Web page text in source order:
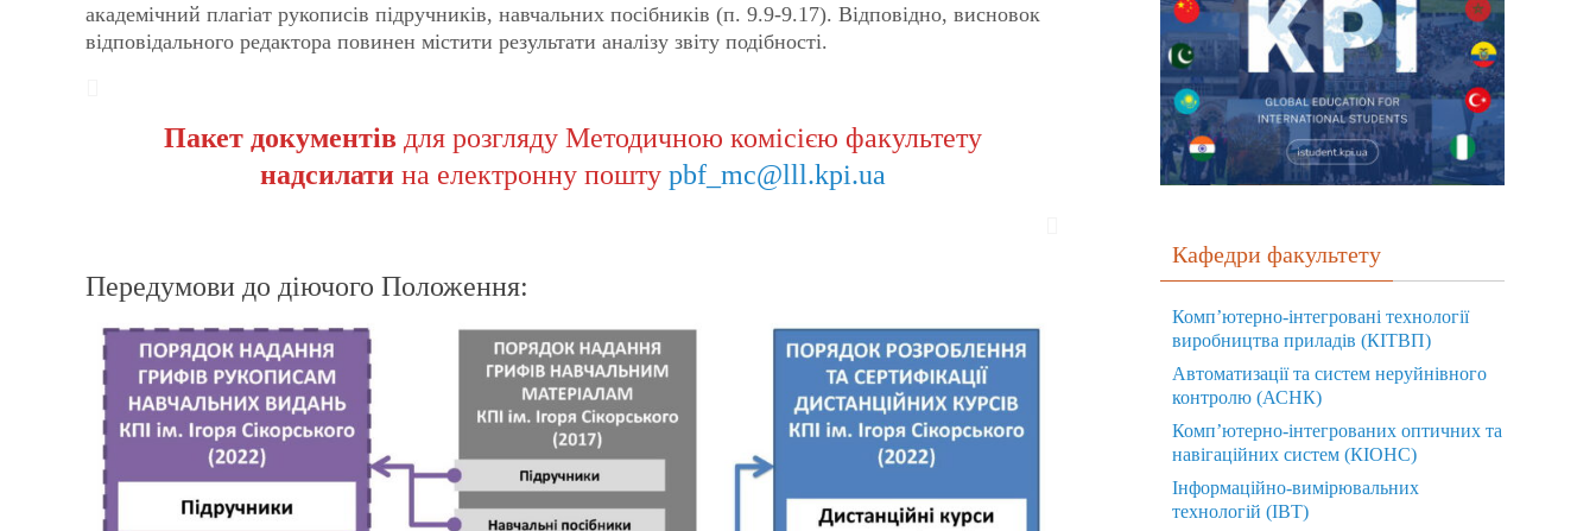
академічний плагіат рукописів підручників, навчальних посібників (п. 9.9-9.17). Відповідно, висновок
відповідального редактора повинен містити результати аналізу звіту подібності.
Пакет документівдля розгляду Методичною комісією факультету
надсилати на електронну пошту pbf_mc@lll.kpi.ua
Передумови до діючого Положення:
Кафедри факультету
Комп’ютерно-інтегровані технології
виробництва приладів (КІТВП)
Автоматизації та систем неруйнівного
контролю (АСНК)
Комп’ютерно-інтегрованих оптичних та
навігаційних систем (КІОНС)
Інформаційно-вимірювальних
технологій (ІВТ)